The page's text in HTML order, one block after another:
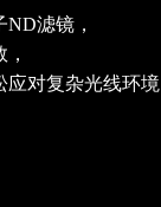
ND滤镜，
应对复杂光线环